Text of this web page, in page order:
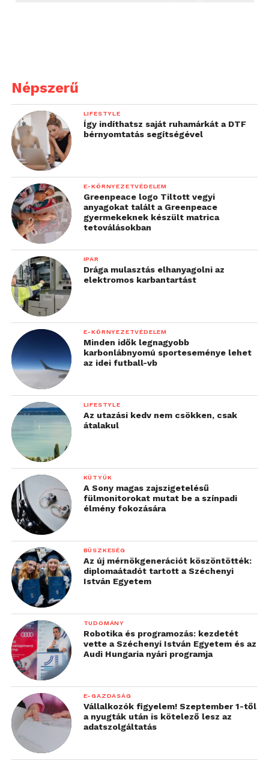
Népszerű
LIFESTYLE
Így indíthatsz saját ruhamárkát a DTF
bérnyomtatás segítségével
E-KÖRNYEZETVÉDELEM
Greenpeace logo Tiltott vegyi
anyagokat talált a Greenpeace
gyermekeknek készült matrica
tetoválásokban
IPAR
Drága mulasztás elhanyagolni az
elektromos karbantartást
E-KÖRNYEZETVÉDELEM
Minden idők legnagyobb
karbonlábnyomú sporteseménye lehet
az idei futball-vb
LIFESTYLE
Az utazási kedv nem csökken, csak
átalakul
KÜTYÜK
A Sony magas zajszigetelésű
fülmonitorokat mutat be a színpadi
élmény fokozására
BÜSZKESÉG
Az új mérnökgenerációt köszöntötték:
diplomaátadót tartott a Széchenyi
István Egyetem
TUDOMÁNY
Robotika és programozás: kezdetét
vette a Széchenyi István Egyetem és az
Audi Hungaria nyári programja
E-GAZDASÁG
Vállalkozók figyelem! Szeptember 1-től
a nyugták után is kötelező lesz az
adatszolgáltatás